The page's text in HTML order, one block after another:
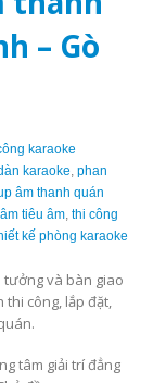
– Gò
karaoke
karaoke phan
âm thanh quán
tiêu âm thi công
kế phòng karaoke
tưởng và bàn giao
thi công, lắp đặt,
tâm giải trí đẳng